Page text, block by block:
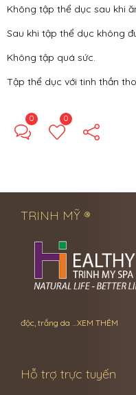
Không tập thể dục sau khi
Sau khi tập thể dục không
Không tập quá sức.
Tập thể dục với tinh thần
0 0
TRINH MỸ ®
độc, trắng da … XEM THÊM
Hỗ trợ trực tuyến